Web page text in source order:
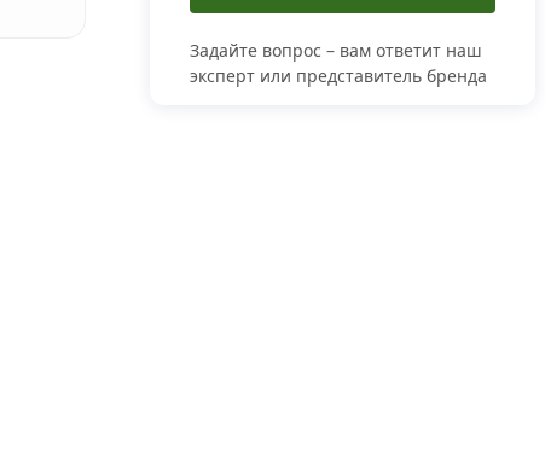
Задайте вопрос – вам ответит наш
эксперт или представитель бренда